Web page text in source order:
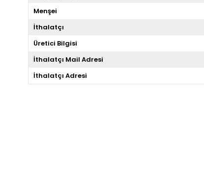
Menşei
İthalatçı
Üretici Bilgisi
İthalatçı Mail Adresi
İthalatçı Adresi